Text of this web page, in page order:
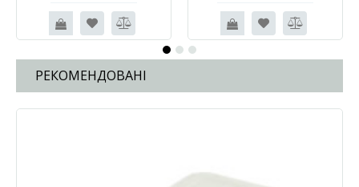
РЕКОМЕНДОВАНІ